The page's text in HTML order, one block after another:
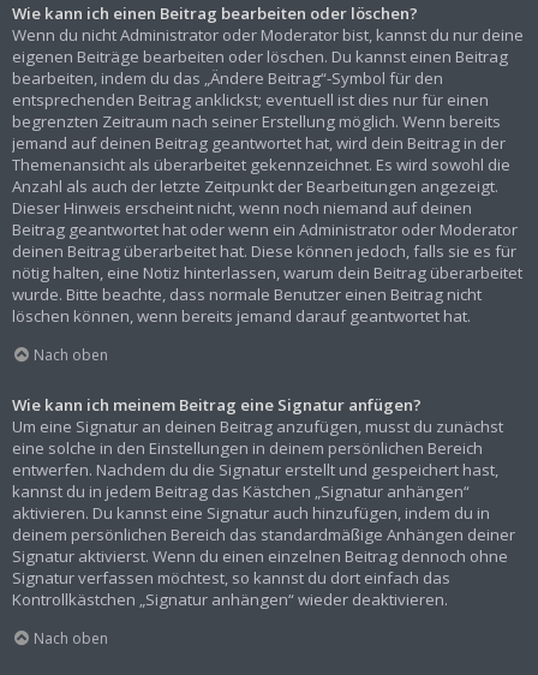
Wie kann ich einen Beitrag bearbeiten oder löschen?
Wenn du nicht Administrator oder Moderator bist, kannst du nur deine
eigenen Beiträge bearbeiten oder löschen. Du kannst einen Beitrag
bearbeiten, indem du das „Ändere Beitrag“-Symbol für den
entsprechenden Beitrag anklickst; eventuell ist dies nur für einen
begrenzten Zeitraum nach seiner Erstellung möglich. Wenn bereits
jemand auf deinen Beitrag geantwortet hat, wird dein Beitrag in der
Themenansicht als überarbeitet gekennzeichnet. Es wird sowohl die
Anzahl als auch der letzte Zeitpunkt der Bearbeitungen angezeigt.
Dieser Hinweis erscheint nicht, wenn noch niemand auf deinen
Beitrag geantwortet hat oder wenn ein Administrator oder Moderator
deinen Beitrag überarbeitet hat. Diese können jedoch, falls sie es für
nötig halten, eine Notiz hinterlassen, warum dein Beitrag überarbeitet
wurde. Bitte beachte, dass normale Benutzer einen Beitrag nicht
löschen können, wenn bereits jemand darauf geantwortet hat.
Nach oben
Wie kann ich meinem Beitrag eine Signatur anfügen?
Um eine Signatur an deinen Beitrag anzufügen, musst du zunächst
eine solche in den Einstellungen in deinem persönlichen Bereich
entwerfen. Nachdem du die Signatur erstellt und gespeichert hast,
kannst du in jedem Beitrag das Kästchen „Signatur anhängen“
aktivieren. Du kannst eine Signatur auch hinzufügen, indem du in
deinem persönlichen Bereich das standardmäßige Anhängen deiner
Signatur aktivierst. Wenn du einen einzelnen Beitrag dennoch ohne
Signatur verfassen möchtest, so kannst du dort einfach das
Kontrollkästchen „Signatur anhängen“ wieder deaktivieren.
Nach oben